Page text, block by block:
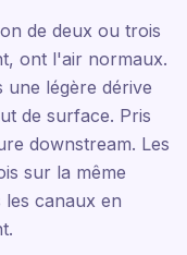
de deux ou trois
ont l'air normaux.
une légère dérive
de surface. Pris
downstream. Les
sur la même
les canaux en